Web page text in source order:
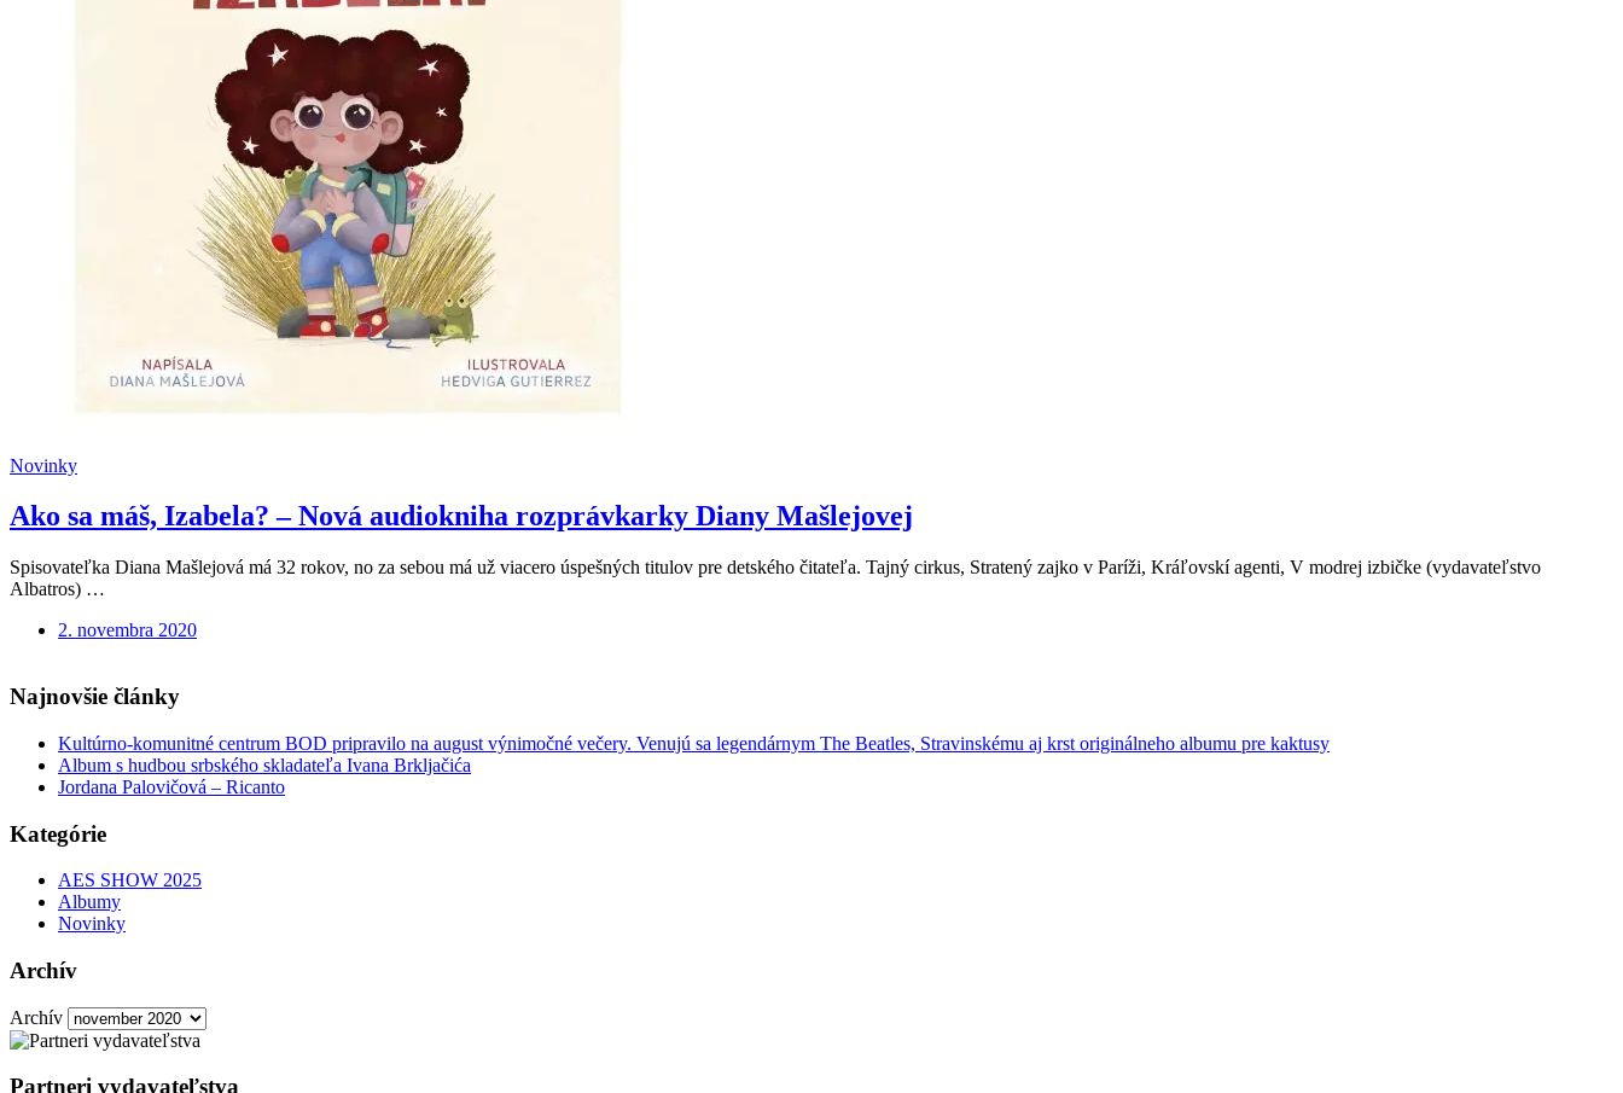
Novinky
Ako sa máš, Izabela? – Nová audiokniha rozprávkarky Diany Mašlejovej
Spisovateľka Diana Mašlejová má 32 rokov, no za sebou má už viacero úspešných titulov pre detského čitateľa. Tajný cirkus, Stratený zajko v Paríži, Kráľovskí agenti, V modrej izbičke (vydavateľstvo
Albatros) …
2. novembra 2020
Najnovšie články
Kultúrno-komunitné centrum BOD pripravilo na august výnimočné večery. Venujú sa legendárnym The Beatles, Stravinskému aj krst originálneho albumu pre kaktusy
Album s hudbou srbského skladateľa Ivana Brkljačića
Jordana Palovičová – Ricanto
Kategórie
AES SHOW 2025
Albumy
Novinky
Archív
Archív
Partneri vydavateľstva